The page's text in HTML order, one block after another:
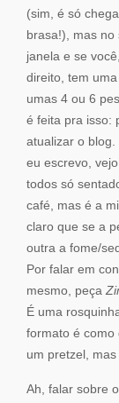
(sim, é só
brasa!), mas
janela e se
direito, tem
umas 4 ou 6
é feita pra isso:
atualizar o blog.
eu escrevo,
todos só
café, mas é a
claro que se a
outra a fome/
Por falar em
mesmo, peça
É uma
formato é como
um pretzel,
Ah, falar sobre